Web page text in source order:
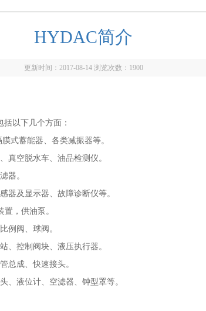
HYDAC简介
更新时间：2017-08-14 浏览次数： 1900
括以下几个方面：
式蓄能器、各类减振器等。
真空脱水车、油品检测仪。
器。
器及显示器、故障诊断仪等。
，供油泵。
例阀、球阀。
、控制阀块、液压执行器。
总成、快速接头。
、液位计、空滤器、钟型罩等。